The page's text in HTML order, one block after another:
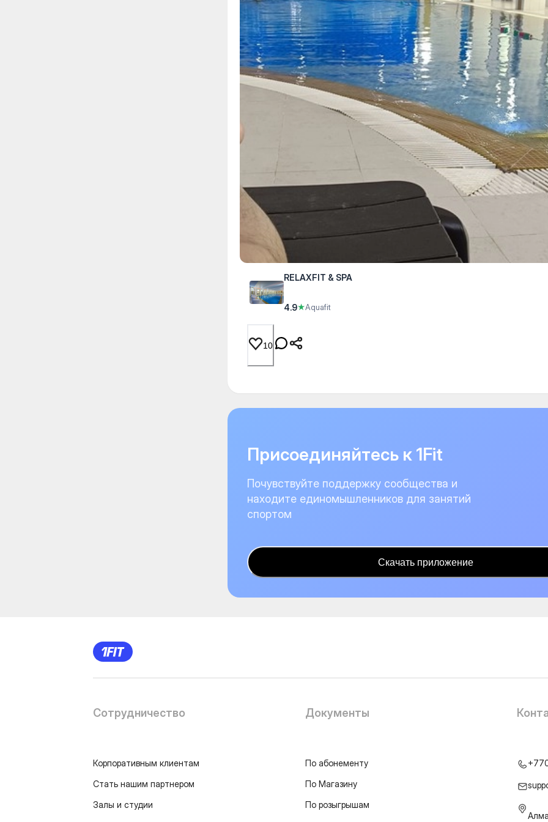
RELAXFIT & SPA
4.9★Aquafit
10
Присоединяйтесь к 1Fit
Почувствуйте поддержку сообщества и
находите единомышленников для занятий
спортом
Скачать приложение
Сотрудничество
Корпоративным клиентам
Стать нашим партнером
Залы и студии
Документы
По абонементу
По Магазину
По розыгрышам